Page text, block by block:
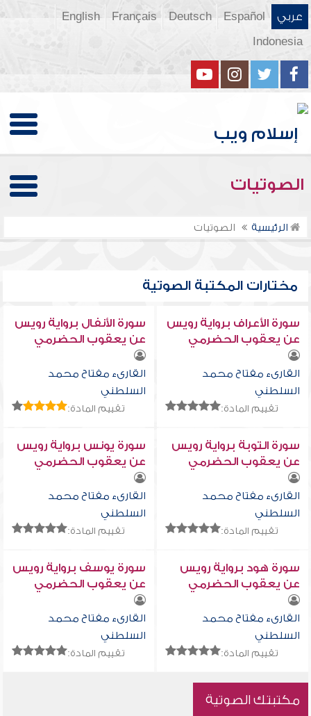
عربي Español
Deutsch
Français
English
Indonesia
الصوتيات
الرئيسية الصوتيات
مختارات المكتبة الصوتية
سورة الأعراف برواية رويس
عن يعقوب الحضرمي
القارىء مفتاح محمد
السلطني
تقييم المادة:
سورة الأنفال برواية رويس
عن يعقوب الحضرمي
القارىء مفتاح محمد
السلطني
تقييم المادة:
سورة التوبة برواية رويس
عن يعقوب الحضرمي
القارىء مفتاح محمد
السلطني
تقييم المادة:
سورة يونس برواية رويس
عن يعقوب الحضرمي
القارىء مفتاح محمد
السلطني
تقييم المادة:
سورة هود برواية رويس
عن يعقوب الحضرمي
القارىء مفتاح محمد
السلطني
تقييم المادة:
سورة يوسف برواية رويس
عن يعقوب الحضرمي
القارىء مفتاح محمد
السلطني
تقييم المادة:
مكتبتك الصوتية